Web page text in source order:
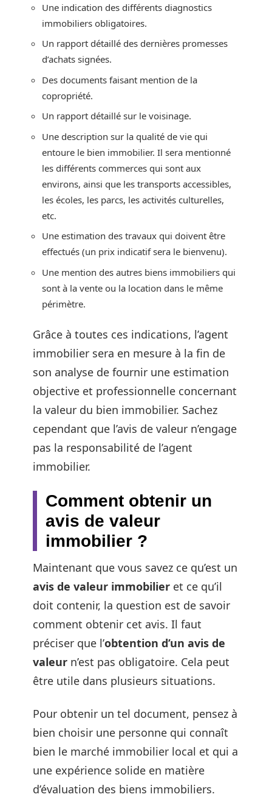
Une indication des différents diagnostics
immobiliers obligatoires.
Un rapport détaillé des dernières promesses
d’achats signées.
Des documents faisant mention de la
copropriété.
Un rapport détaillé sur le voisinage.
Une description sur la qualité de vie qui
entoure le bien immobilier. Il sera mentionné
les différents commerces qui sont aux
environs, ainsi que les transports accessibles,
les écoles, les parcs, les activités culturelles,
etc.
Une estimation des travaux qui doivent être
effectués (un prix indicatif sera le bienvenu).
Une mention des autres biens immobiliers qui
sont à la vente ou la location dans le même
périmètre.
Grâce à toutes ces indications, l’agent
immobilier sera en mesure à la fin de
son analyse de fournir une estimation
objective et professionnelle concernant
la valeur du bien immobilier. Sachez
cependant que l’avis de valeur n’engage
pas la responsabilité de l’agent
immobilier.
Comment obtenir un
avis de valeur
immobilier ?
Maintenant que vous savez ce qu’est un
avis de valeur immobilier et ce qu’il
doit contenir, la question est de savoir
comment obtenir cet avis. Il faut
préciser que l’obtention d’un avis de
valeur n’est pas obligatoire. Cela peut
être utile dans plusieurs situations.
Pour obtenir un tel document, pensez à
bien choisir une personne qui connaît
bien le marché immobilier local et qui a
une expérience solide en matière
d’évaluation des biens immobiliers.